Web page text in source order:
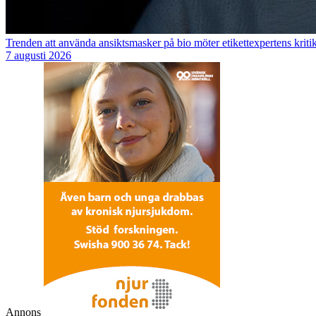
Trenden att använda ansiktsmasker på bio möter etikettexpertens
7 augusti 2026
Annons